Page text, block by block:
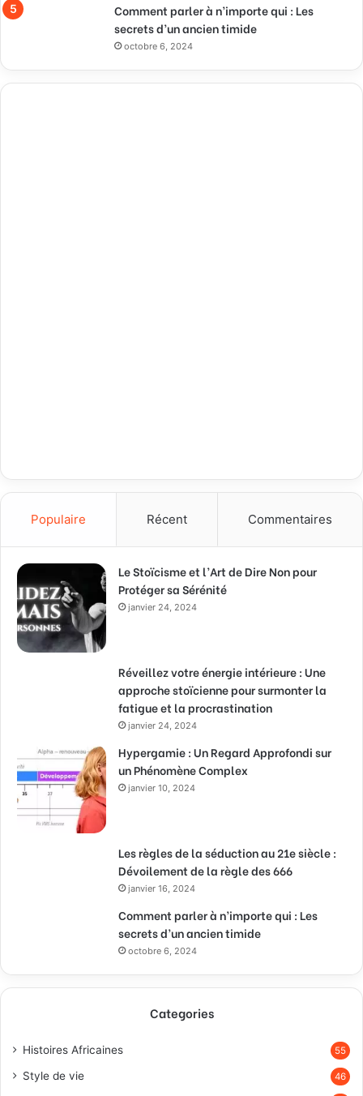
Comment parler à n’importe qui : Les
secrets d’un ancien timide
octobre 6, 2024
Populaire Récent Commentaires
Le Stoïcisme et l’Art de Dire Non pour
Protéger sa Sérénité
janvier 24, 2024
Réveillez votre énergie intérieure : Une
approche stoïcienne pour surmonter la
fatigue et la procrastination
janvier 24, 2024
Hypergamie : Un Regard Approfondi sur
un Phénomène Complex
janvier 10, 2024
Les règles de la séduction au 21e siècle :
Dévoilement de la règle des 666
janvier 16, 2024
Comment parler à n’importe qui : Les
secrets d’un ancien timide
octobre 6, 2024
Categories
Histoires Africaines 55
Style de vie 46